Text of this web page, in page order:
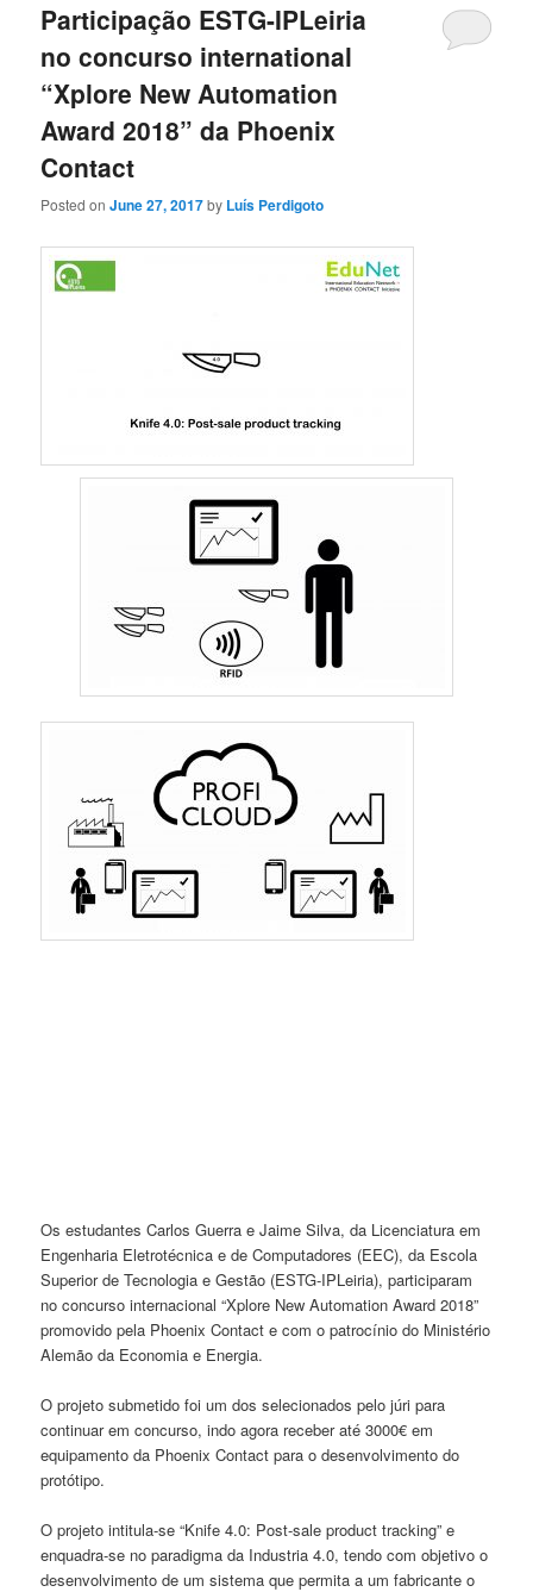
Participação ESTG-IPLeiria
no concurso international
“Xplore New Automation
Award 2018” da Phoenix
Contact
Posted onJune 27, 2017by Luís Perdigoto
Os estudantes Carlos Guerra e Jaime Silva, da Licenciatura em
Engenharia Eletrotécnica e de Computadores (EEC), da Escola
Superior de Tecnologia e Gestão (ESTG-IPLeiria), participaram
no concurso internacional “Xplore New Automation Award 2018”
promovido pela Phoenix Contact e com o patrocínio do Ministério
Alemão da Economia e Energia.
O projeto submetido foi um dos selecionados pelo júri para
continuar em concurso, indo agora receber até 3000€ em
equipamento da Phoenix Contact para o desenvolvimento do
protótipo.
O projeto intitula-se “Knife 4.0: Post-sale product tracking” e
enquadra-se no paradigma da Industria 4.0, tendo com objetivo o
desenvolvimento de um sistema que permita a um fabricante o